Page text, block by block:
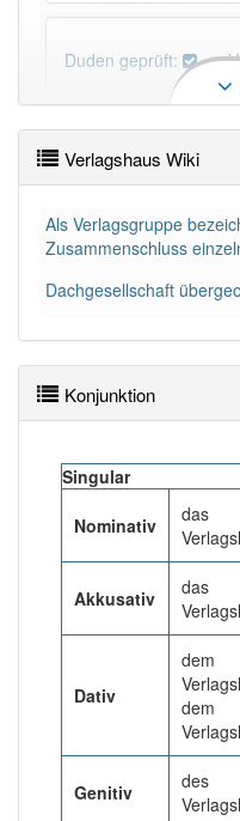
Duden geprüft:
PowerIndex:21
Häufigkeit: 4 von 10
anderen Artikel
84% unserer Spielapp-
korrekt erraten.
Verlagshaus Wiki
Als Verlagsgruppe
Zusammenschluss
Dachgesellschaft
Konjunktion
Singular
Nominativ
das
Akkusativ
das
Dativ
dem
dem
Genitiv
des